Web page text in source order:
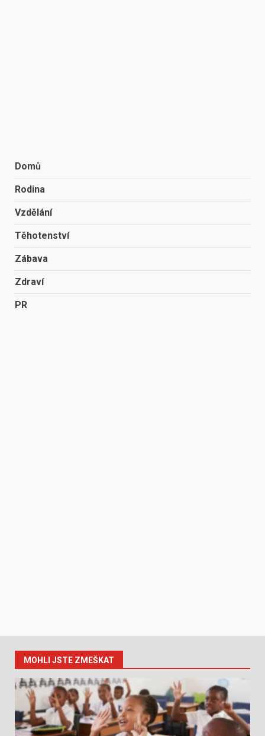
Domů
Rodina
Vzdělání
Těhotenství
Zábava
Zdraví
PR
MOHLI JSTE ZMEŠKAT